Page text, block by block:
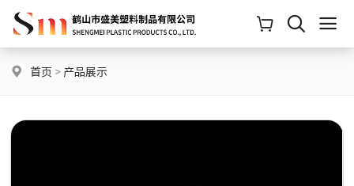
首页 > 产品展示